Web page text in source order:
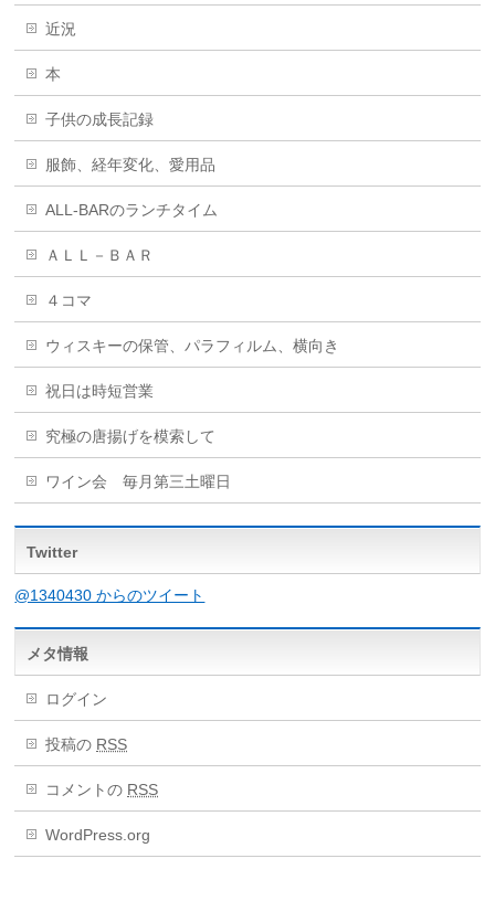
近況
本
子供の成長記録
服飾、経年変化、愛用品
ALL-BARのランチタイム
ＡＬＬ－ＢＡＲ
４コマ
ウィスキーの保管、パラフィルム、横向き
祝日は時短営業
究極の唐揚げを模索して
ワイン会 毎月第三土曜日
Twitter
@1340430 からのツイート
メタ情報
ログイン
投稿の RSS
コメントの RSS
WordPress.org